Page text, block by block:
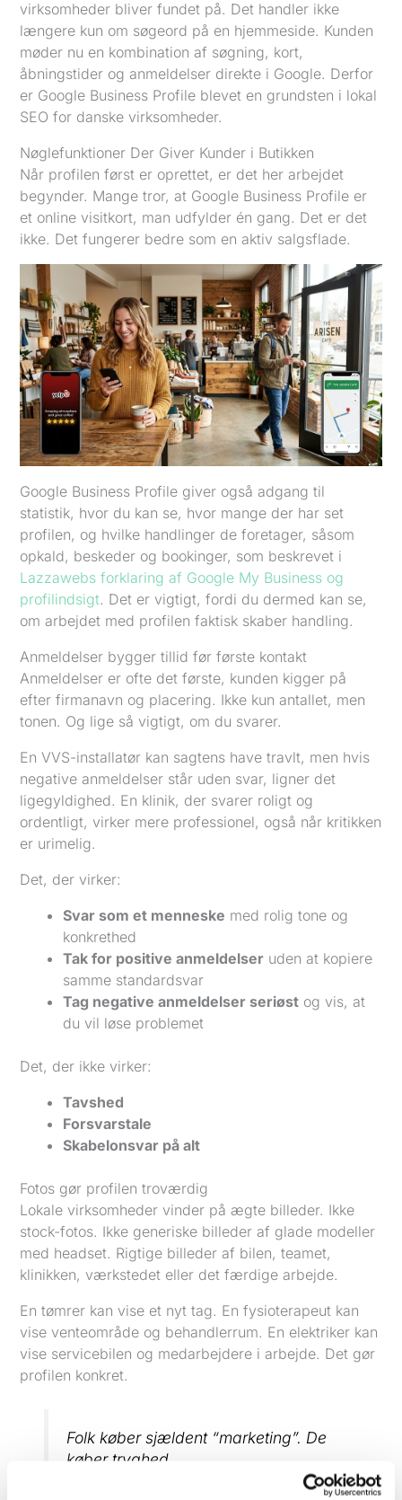
virksomheder bliver fundet på. Det handler ikke
længere kun om søgeord på en hjemmeside. Kunden
møder nu en kombination af søgning, kort,
åbningstider og anmeldelser direkte i Google. Derfor
er Google Business Profile blevet en grundsten i lokal
SEO for danske virksomheder.
Nøglefunktioner Der Giver Kunder i Butikken
Når profilen først er oprettet, er det her arbejdet
begynder. Mange tror, at Google Business Profile er
et online visitkort, man udfylder én gang. Det er det
ikke. Det fungerer bedre som en aktiv salgsflade.
Google Business Profile giver også adgang til
statistik, hvor du kan se, hvor mange der har set
profilen, og hvilke handlinger de foretager, såsom
opkald, beskeder og bookinger, som beskrevet i
Lazzawebs forklaring af Google My Business og
profilindsigt. Det er vigtigt, fordi du dermed kan se,
om arbejdet med profilen faktisk skaber handling.
Anmeldelser bygger tillid før første kontakt
Anmeldelser er ofte det første, kunden kigger på
efter firmanavn og placering. Ikke kun antallet, men
tonen. Og lige så vigtigt, om du svarer.
En VVS-installatør kan sagtens have travlt, men hvis
negative anmeldelser står uden svar, ligner det
ligegyldighed. En klinik, der svarer roligt og
ordentligt, virker mere professionel, også når kritikken
er urimelig.
Det, der virker:
Svar som et menneske med rolig tone og
konkrethed
Tak for positive anmeldelser uden at kopiere
samme standardsvar
Tag negative anmeldelser seriøst og vis, at
du vil løse problemet
Det, der ikke virker:
Tavshed
Forsvarstale
Skabelonsvar på alt
Fotos gør profilen troværdig
Lokale virksomheder vinder på ægte billeder. Ikke
stock-fotos. Ikke generiske billeder af glade modeller
med headset. Rigtige billeder af bilen, teamet,
klinikken, værkstedet eller det færdige arbejde.
En tømrer kan vise et nyt tag. En fysioterapeut kan
vise venteområde og behandlerrum. En elektriker kan
vise servicebilen og medarbejdere i arbejde. Det gør
profilen konkret.
Folk køber sjældent “marketing”. De
køber tryghed.